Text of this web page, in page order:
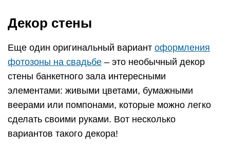
Декор стены
Еще один оригинальный вариант оформления
фотозоны на свадьбе – это необычный декор
стены банкетного зала интересными
элементами: живыми цветами, бумажными
веерами или помпонами, которые можно легко
сделать своими руками. Вот несколько
вариантов такого декора!